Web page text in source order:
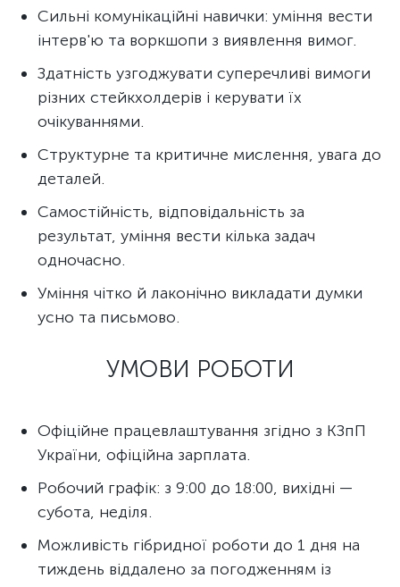
Сильні комунікаційні навички: уміння вести
інтерв'ю та воркшопи з виявлення вимог.
Здатність узгоджувати суперечливі вимоги
різних стейкхолдерів і керувати їх
очікуваннями.
Структурне та критичне мислення, увага до
деталей.
Самостійність, відповідальність за
результат, уміння вести кілька задач
одночасно.
Уміння чітко й лаконічно викладати думки
усно та письмово.
УМОВИ РОБОТИ
Офіційне працевлаштування згідно з КЗпП
України, офіційна зарплата.
Робочий графік: з 9:00 до 18:00, вихідні —
субота, неділя.
Можливість гібридної роботи до 1 дня на
тиждень віддалено за погодженням із